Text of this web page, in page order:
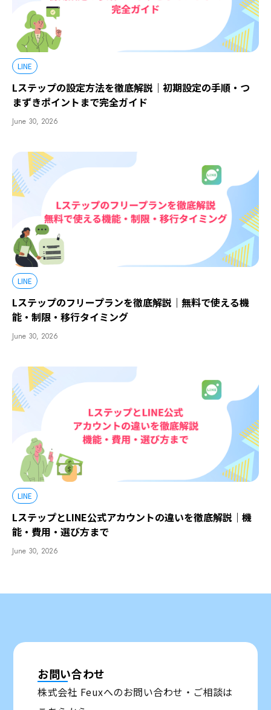
LINE
Lステップの設定方法を徹底解説｜初期設定の手順・つ
まずきポイントまで完全ガイド
June 30, 2026
LINE
Lステップのフリープランを徹底解説｜無料で使える機
能・制限・移行タイミング
June 30, 2026
LINE
LステップとLINE公式アカウントの違いを徹底解説｜機
能・費用・選び方まで
June 30, 2026
お問い合わせ
株式会社 Feuxへのお問い合わせ・ご相談は